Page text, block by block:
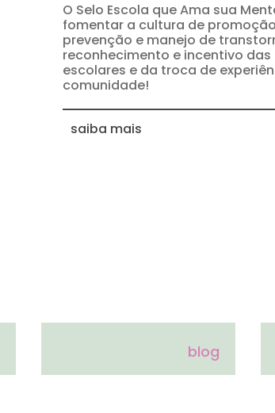
O Selo Escola que Ama sua
fomentar a cultura de
prevenção e manejo de
reconhecimento e incentivo
escolares e da troca de
comunidade!
saiba mais
blog